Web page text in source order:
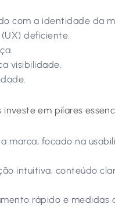
com a identidade da
deficiente.
visibilidade.
em pilares
marca, focado na
intuitiva, conteúdo
rápido e medidas